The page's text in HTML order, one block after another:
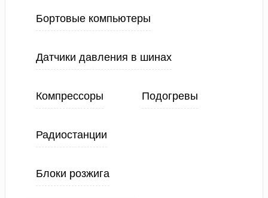
Бортовые компьютеры
Датчики давления в шинах
Компрессоры Подогревы
Радиостанции
Блоки розжига